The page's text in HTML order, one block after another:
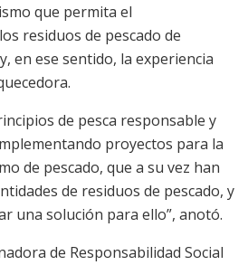
que permita el
residuos de pescado de
en ese sentido, la experiencia
de pesca responsable y
proyectos para la
de pescado, que a su vez han
de residuos de pescado, y
una solución para ello”, anotó.
de Responsabilidad Social